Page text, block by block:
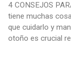
4 CONSEJOS
tiene muchas
que cuidarlo y
otoño es crucial
esplendor. Hoy